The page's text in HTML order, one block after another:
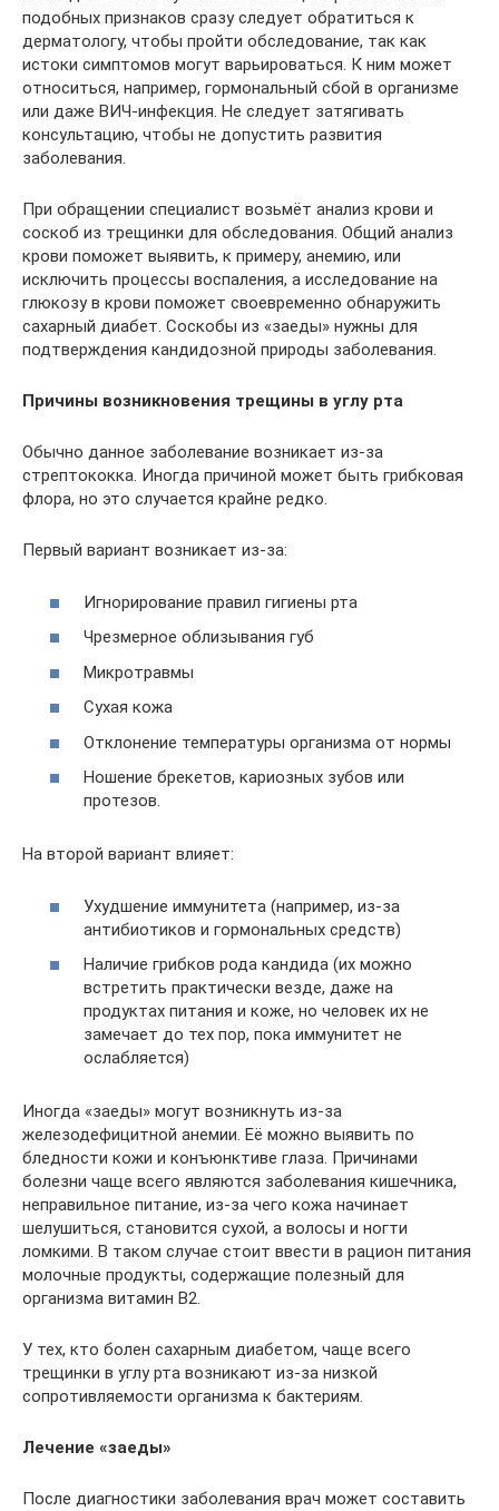
подобных признаков сразу следует обратиться к
дерматологу, чтобы пройти обследование, так как
истоки симптомов могут варьироваться. К ним может
относиться, например, гормональный сбой в организме
или даже ВИЧ-инфекция. Не следует затягивать
консультацию, чтобы не допустить развития
заболевания.
При обращении специалист возьмёт анализ крови и
соскоб из трещинки для обследования. Общий анализ
крови поможет выявить, к примеру, анемию, или
исключить процессы воспаления, а исследование на
глюкозу в крови поможет своевременно обнаружить
сахарный диабет. Соскобы из «заеды» нужны для
подтверждения кандидозной природы заболевания.
Причины возникновения трещины в углу рта
Обычно данное заболевание возникает из-за
стрептококка. Иногда причиной может быть грибковая
флора, но это случается крайне редко.
Первый вариант возникает из-за:
Игнорирование правил гигиены рта
Чрезмерное облизывания губ
Микротравмы
Сухая кожа
Отклонение температуры организма от нормы
Ношение брекетов, кариозных зубов или
протезов.
На второй вариант влияет:
Ухудшение иммунитета (например, из-за
антибиотиков и гормональных средств)
Наличие грибков рода кандида (их можно
встретить практически везде, даже на
продуктах питания и коже, но человек их не
замечает до тех пор, пока иммунитет не
ослабляется)
Иногда «заеды» могут возникнуть из-за
железодефицитной анемии. Её можно выявить по
бледности кожи и конъюнктиве глаза. Причинами
болезни чаще всего являются заболевания кишечника,
неправильное питание, из-за чего кожа начинает
шелушиться, становится сухой, а волосы и ногти
ломкими. В таком случае стоит ввести в рацион питания
молочные продукты, содержащие полезный для
организма витамин В2.
У тех, кто болен сахарным диабетом, чаще всего
трещинки в углу рта возникают из-за низкой
сопротивляемости организма к бактериям.
Лечение «заеды»
После диагностики заболевания врач может составить